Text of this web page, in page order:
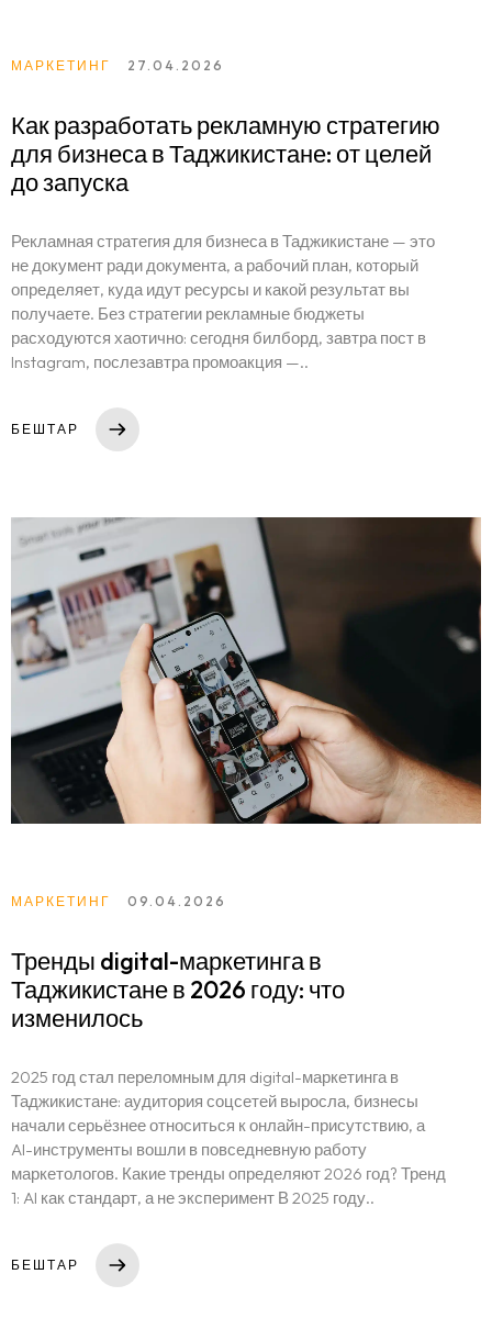
МАРКЕТИНГ 27.04.2026
Как разработать рекламную стратегию
для бизнеса в Таджикистане: от целей
до запуска
Рекламная стратегия для бизнеса в Таджикистане — это
не документ ради документа, а рабочий план, который
определяет, куда идут ресурсы и какой результат вы
получаете. Без стратегии рекламные бюджеты
расходуются хаотично: сегодня билборд, завтра пост в
Instagram, послезавтра промоакция —..
БЕШТАР
МАРКЕТИНГ 09.04.2026
Тренды digital-маркетинга в
Таджикистане в 2026 году: что
изменилось
2025 год стал переломным для digital-маркетинга в
Таджикистане: аудитория соцсетей выросла, бизнесы
начали серьёзнее относиться к онлайн-присутствию, а
AI-инструменты вошли в повседневную работу
маркетологов. Какие тренды определяют 2026 год? Тренд
1: AI как стандарт, а не эксперимент В 2025 году..
БЕШТАР